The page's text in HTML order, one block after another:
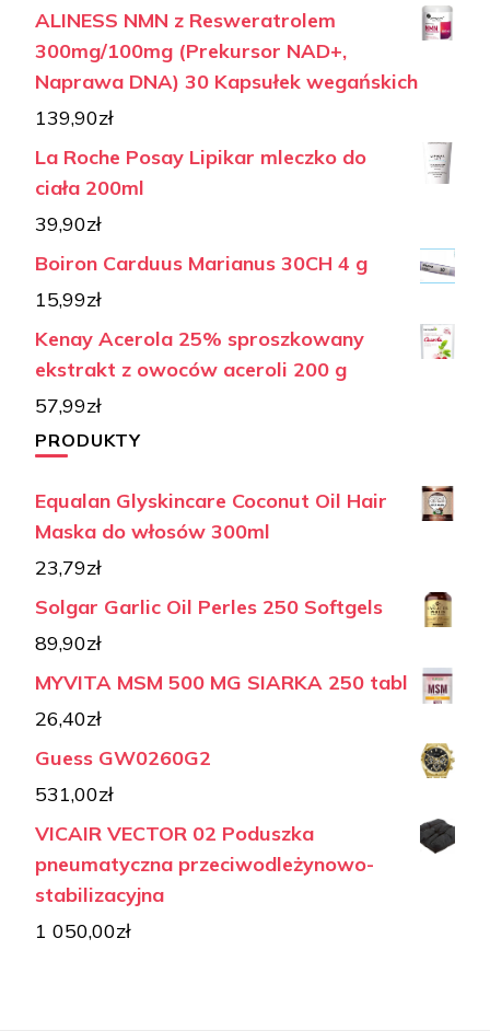
ALINESS NMN z Resweratrolem
300mg/100mg (Prekursor NAD+,
Naprawa DNA) 30 Kapsułek wegańskich
139,90zł
La Roche Posay Lipikar mleczko do
ciała 200ml
39,90zł
Boiron Carduus Marianus 30CH 4 g
15,99zł
Kenay Acerola 25% sproszkowany
ekstrakt z owoców aceroli 200 g
57,99zł
PRODUKTY
Equalan Glyskincare Coconut Oil Hair
Maska do włosów 300ml
23,79zł
Solgar Garlic Oil Perles 250 Softgels
89,90zł
MYVITA MSM 500 MG SIARKA 250 tabl
26,40zł
Guess GW0260G2
531,00zł
VICAIR VECTOR 02 Poduszka
pneumatyczna przeciwodleżynowo-
stabilizacyjna
1 050,00zł